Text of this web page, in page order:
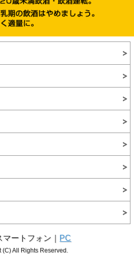
ートフォン｜ PC
(C) All Rights Reserved.